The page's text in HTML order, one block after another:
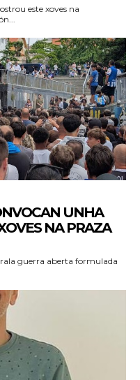
este xoves na
UNHA
NA PRAZA
guerra aberta formulada